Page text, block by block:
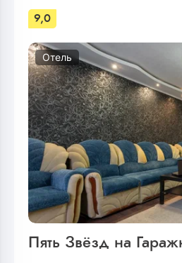
9,0
Отель
Пять Звёзд на